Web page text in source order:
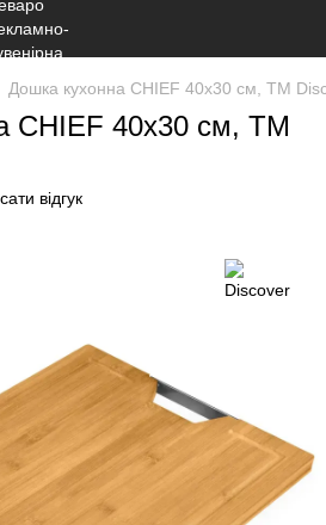
Дошка кухонна CHIEF 40х30 см, TM
CHIEF 40х30 см, TM
відгук